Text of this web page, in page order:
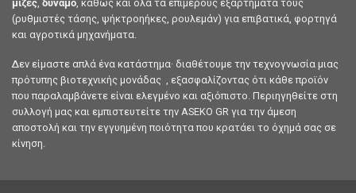
μίζες, δυναμό, καθώς και όλα τα επιμέρους εξαρτήματά τους
(ρυθμιστές τάσης, ψήκτροηήκες, ρουλεμάν) για επιβατικά, φορτηγά
και αγροτικά μηχανήματα.
Δεν είμαστε απλά ένα κατάστημα· διαθέτουμε την τεχνογνωσία μιας
πρότυπης βιοτεχνικής μονάδας , εξασφαλίζοντας ότι κάθε προϊόν
που παραλαμβάνετε είναι ελεγμένο και αξιόπιστο. Περιηγηθείτε στη
συλλογή μας και εμπιστευτείτε την ASEKO GR για την άμεση
αποστολή και την εγγυημένη ποιότητα που κρατάει το όχημά σας σε
κίνηση.